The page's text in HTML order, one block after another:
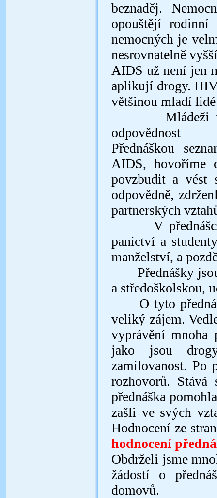
beznaděj.
opouštějí rodinní
nemocných je
nesrovnatelně
AIDS už není jen
aplikují drogy.
většinou mladí
Mládeži v
Přednáškou
AIDS, hovoříme
povzbudit a vést
odpovědně,
partnerských
V přednášce
panictví a
manželství, a
Přednášky jsou
a středoškolskou,
O tyto
veliký zájem.
vyprávění mnoha
jako jsou
zamilovanost. Po
rozhovorů.
přednáška
zašli ve svých
Hodnocení ze
hodnocení
Obdrželi jsme
žádostí o
domovů.